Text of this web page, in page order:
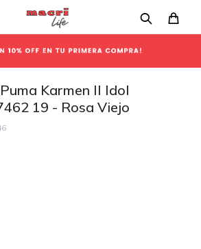
Karmen II Idol
19 - Rosa Viejo